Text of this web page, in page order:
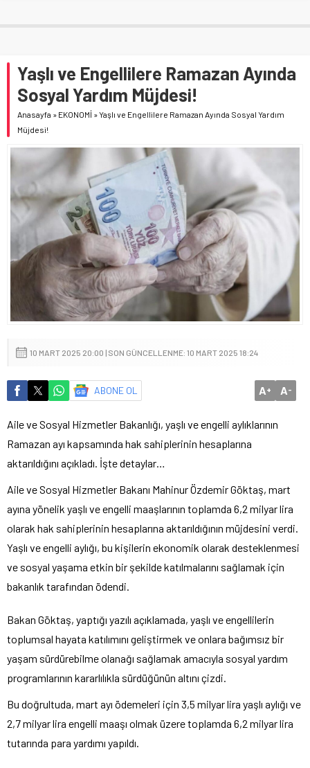
Yaşlı ve Engellilere Ramazan Ayında
Sosyal Yardım Müjdesi!
Anasayfa » EKONOMİ »Yaşlı ve Engellilere Ramazan Ayında Sosyal Yardım
Müjdesi!
10 MART 2025 20:00 | SON GÜNCELLENME: 10 MART 2025 18:24
ABONE OL A+ A-
Aile ve Sosyal Hizmetler Bakanlığı, yaşlı ve engelli aylıklarının
Ramazan ayı kapsamında hak sahiplerinin hesaplarına
aktarıldığını açıkladı. İşte detaylar…
Aile ve Sosyal Hizmetler Bakanı Mahinur Özdemir Göktaş, mart
ayına yönelik yaşlı ve engelli maaşlarının toplamda 6,2 milyar lira
olarak hak sahiplerinin hesaplarına aktarıldığının müjdesini verdi.
Yaşlı ve engelli aylığı, bu kişilerin ekonomik olarak desteklenmesi
ve sosyal yaşama etkin bir şekilde katılmalarını sağlamak için
bakanlık tarafından ödendi.
Bakan Göktaş, yaptığı yazılı açıklamada, yaşlı ve engellilerin
toplumsal hayata katılımını geliştirmek ve onlara bağımsız bir
yaşam sürdürebilme olanağı sağlamak amacıyla sosyal yardım
programlarının kararlılıkla sürdüğünün altını çizdi.
Bu doğrultuda, mart ayı ödemeleri için 3,5 milyar lira yaşlı aylığı ve
2,7 milyar lira engelli maaşı olmak üzere toplamda 6,2 milyar lira
tutarında para yardımı yapıldı.